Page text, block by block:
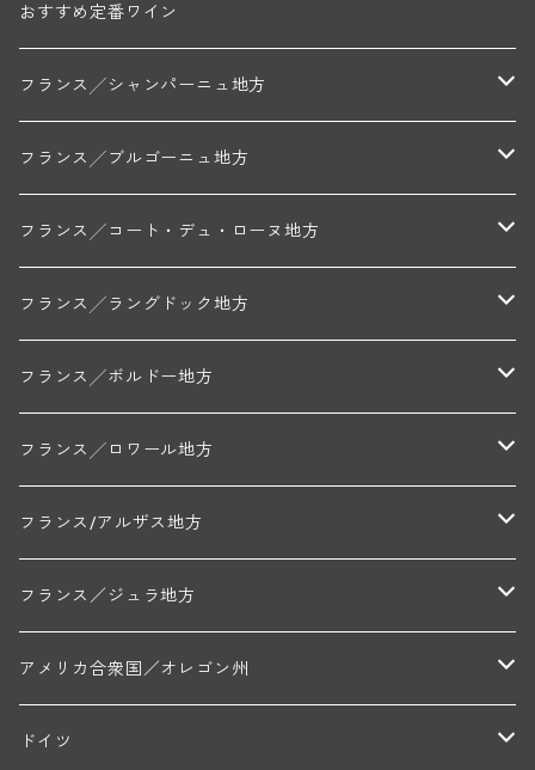
おすすめ定番ワイン
フランス╱シャンパーニュ地方
モンターニュ・ド・ランス
トリシェ・ディディエ
コート・デ・ブラン
ミッシェル・ジュネ
フランス╱ブルゴーニュ地方
シャブリ地区
プティ・ポンティニィ(シャブリ)
アラン・マティアス(トネロワ)
コート・ド・ニュイ地区
クロード・デュガ(ジュヴレ・シャンベルタン)
セラファン・ペール・エ・フィス(ジュヴレ・シャンベルタン)
コート・ド・ボーヌ地区
フランソワーズ・ジャニアール(ペルナン・ヴェルジュレス)
マルキ・ダンジェルヴィル(ヴォルネー)
コート・シャロネーズ地区
ロワイエ(コート・デュ・クーショワ)
A&Pド・ヴィレーヌ(ブーズロン)
マコネ地区
マンシア・ポンセ(シャントレ)
ボージョレ地区
フランク・ジュイヤール(ジュリエナ)
ギイ・ブルトン(モルゴン)
フランス╱コート・デュ・ローヌ地方
北部地区
ジャン・ルイ・シャーヴ(エルミタージュ)
ジャン・ルイ・シャーヴ・セレクション(エルミタージュ)
南部地区
ル・ヴュー・ドンジョン(シャトーヌフ・デュ・パプ)
シャトー・ライヤ(シャトーヌフ・デュ・パプ)
フランス╱ラングドック地方
コトー・デュ・ラングドック地区
ド・ロルチュ(ヴァルフローネ)
ヴァン・ド・ペイ・ド・レロー
ムーラン・ド・ガサック
フランス╱ボルドー地方
アントル・ドゥー・メール地区
シャトー・レストリーユ
メドック地区
シャトー・ル・タンプル
フランス╱ロワール地方
ペイ・ナンテ地区
デ・オー・ペミオン(ムスカデ)
サントル・ニヴェルネ地区
ディディエ・ダグノー(プイィ・フュメ)
レジス・ミネ(プイィ・フュメ)
トゥーレーヌ地区
ド・ラ・ノブレ(シノン)
フランス/アルザス地方
ロリー・ガスマン
フランス／ジュラ地方
アルボワ
ペリカン
アメリカ合衆国／オレゴン州
ウィラメット・ヴァレー
ドイツ